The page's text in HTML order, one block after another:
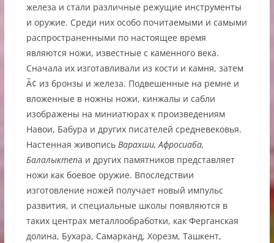
железа и стали различные режущие инструменты
и оружие. Среди них особо почитаемыми и самыми
распространенными по настоящее время
являются ножи, известные с каменного века.
Сначала их изготавливали из кости и камня, затем
Ã¢ из бронзы и железа. Подвешенные на ремне и
вложенные в ножны ножи, кинжалы и сабли
изображены на миниатюрах к произведениям
Навои, Бабура и других писателей средневековья.
Настенная живопись Варахши, Афросиаба,
Балалыктепа и других памятников представляет
ножи как боевое оружие. Впоследствии
изготовление ножей получает новый импульс
развития, и специальные школы появляются в
таких центрах металлообработки, как Ферганская
долина, Бухара, Самарканд, Хорезм, Ташкент,